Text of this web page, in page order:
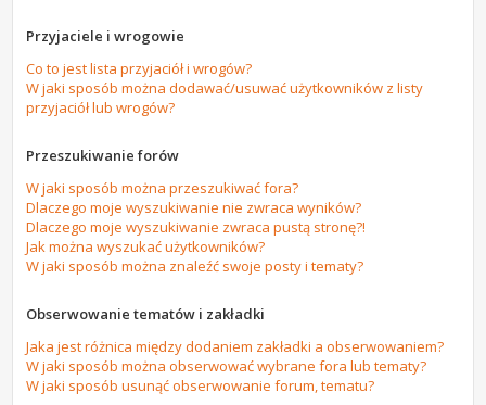
Przyjaciele i wrogowie
Co to jest lista przyjaciół i wrogów?
W jaki sposób można dodawać/usuwać użytkowników z listy
przyjaciół lub wrogów?
Przeszukiwanie forów
W jaki sposób można przeszukiwać fora?
Dlaczego moje wyszukiwanie nie zwraca wyników?
Dlaczego moje wyszukiwanie zwraca pustą stronę?!
Jak można wyszukać użytkowników?
W jaki sposób można znaleźć swoje posty i tematy?
Obserwowanie tematów i zakładki
Jaka jest różnica między dodaniem zakładki a obserwowaniem?
W jaki sposób można obserwować wybrane fora lub tematy?
W jaki sposób usunąć obserwowanie forum, tematu?